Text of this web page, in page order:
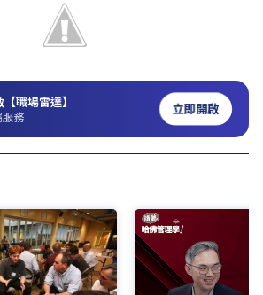
職場雷達】
服務 立即開啟